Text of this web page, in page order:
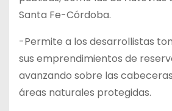
Santa Fe-Córdoba.
-Permite a los desarrollistas
sus emprendimientos de
avanzando sobre las
áreas naturales protegidas.